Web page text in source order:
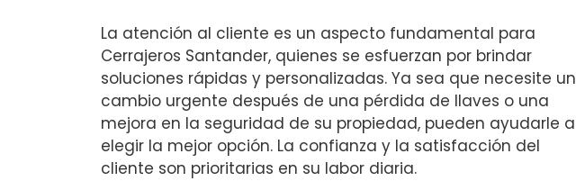
La atención al cliente es un aspecto fundamental para
Cerrajeros Santander, quienes se esfuerzan por brindar
soluciones rápidas y personalizadas. Ya sea que necesite un
cambio urgente después de una pérdida de llaves o una
mejora en la seguridad de su propiedad, pueden ayudarle a
elegir la mejor opción. La confianza y la satisfacción del
cliente son prioritarias en su labor diaria.